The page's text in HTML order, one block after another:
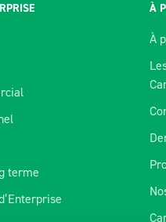
terme
À
À
témoins pour